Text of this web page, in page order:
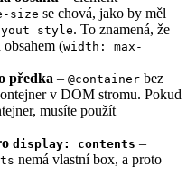
size se chová, jako by měl
style. To znamená, že
(width: max-
předka – @container bez
v DOM stromu. Pokud
musíte použít
display: contents –
nemá vlastní box, a proto